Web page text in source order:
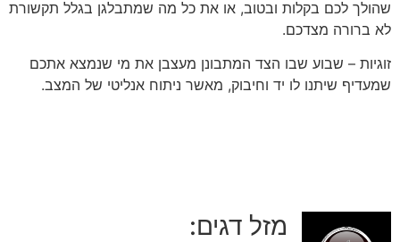
שהולך לכם בקלות ובטוב, או את כל מה שמתבלגן בגלל תקשורת
לא ברורה מצדכם.
זוגיות – שבוע שבו הצד המתבונן מעצבן את מי שנמצא אתכם
שמעדיף שיתנו לו יד וחיבוק, מאשר ניתוח אנליטי של המצב.
מזל דגים: